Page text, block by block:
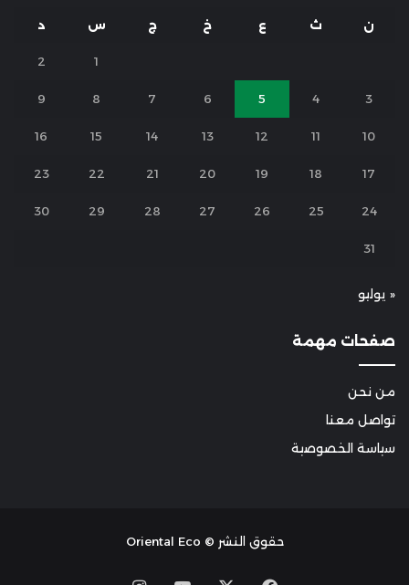
ن ث ع خ ج س د
1
2
3
4
5
6
7
8
9
10
11
12
13
14
15
16
17
18
19
20
21
22
23
24
25
26
27
28
29
30
31
« يوليو
صفحات مهمة
من نحن
تواصل معنا
سياسة الخصوصية
حقوق النشر © Oriental Eco